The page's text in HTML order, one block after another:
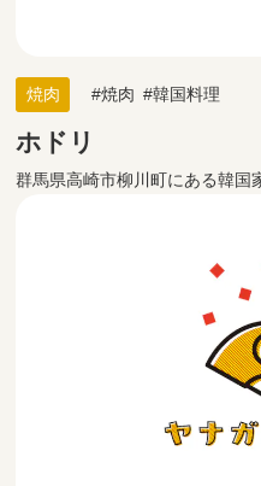
焼肉 焼肉 韓国料理
ホドリ
群馬県高崎市柳川町にある韓国